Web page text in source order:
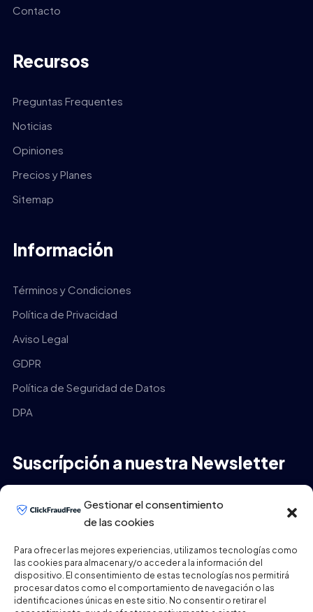
Gestionar el consentimiento
de las cookies
Para ofrecer las mejores experiencias, utilizamos tecnologías como
las cookies para almacenar y/o acceder a la información del
dispositivo. El consentimiento de estas tecnologías nos permitirá
procesar datos como el comportamiento de navegación o las
identificaciones únicas en este sitio. No consentir o retirar el
Contacto
Recursos
Preguntas Frequentes
Noticias
Opiniones
Precios y Planes
Sitemap
Información
Términos y Condiciones
Política de Privacidad
Aviso Legal
GDPR
Política de Seguridad de Datos
DPA
Suscrípción a nuestra Newsletter
ENVIAR